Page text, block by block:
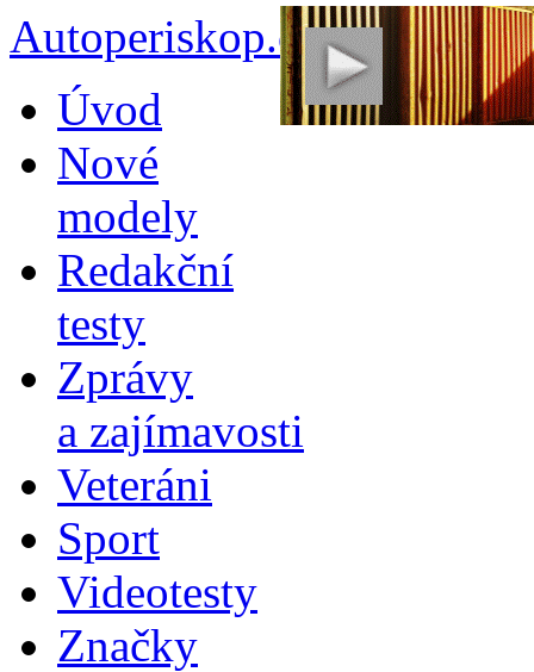
Autoperiskop.cz –
obsahu
webu
Úvod
Nové
modely
Redakční
testy
Zprávy
a zajímavosti
Veteráni
Sport
Videotesty
Značky